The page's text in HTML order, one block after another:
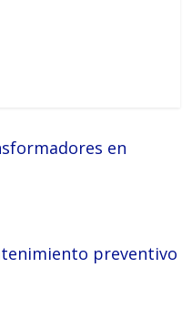
en
preventivo